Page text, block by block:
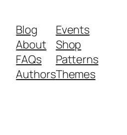
Blog
About
FAQs
Authors
Events
Shop
Patterns
Themes